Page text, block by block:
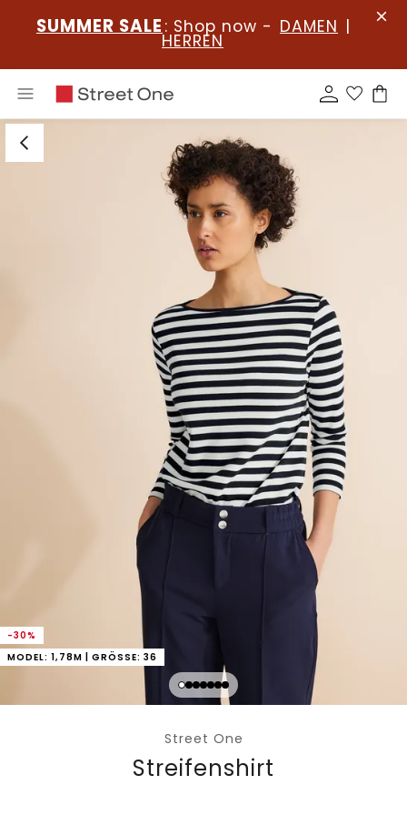
SUMMER SALE : Shop now - DAMEN |
HERREN
-30%
MODEL: 1,78M | GRÖSSE: 36
Street One
Streifenshirt